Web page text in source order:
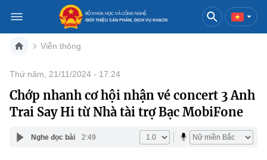
BỘ KHOA HỌC VÀ CÔNG NGHỆ
GIỚI THIỆU SẢN PHẨM, DỊCH VỤ KH&CN
Danh mục
Trang chủ
Viễn thông
Thứ năm, 21/11/2024 - 17:24
Chớp nhanh cơ hội nhận vé concert 3 Anh
Trai Say Hi từ Nhà tài trợ Bạc MobiFone
Nghe đọc bài 2:49